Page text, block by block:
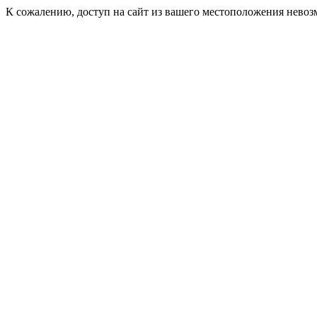
К сожалению, доступ на сайт из вашего местоположения